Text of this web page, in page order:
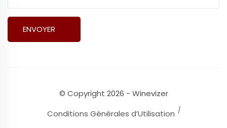
© Copyright 2026 - Winevizer
Conditions Générales d’Utilisation